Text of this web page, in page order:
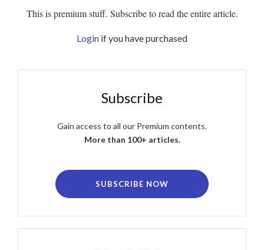
This is premium stuff. Subscribe to read the entire article.
Login if you have purchased
Subscribe
Gain access to all our Premium contents.
More than 100+ articles.
SUBSCRIBE NOW